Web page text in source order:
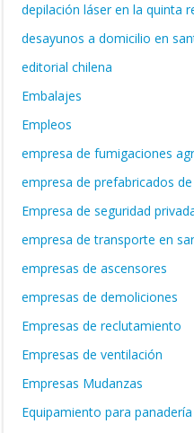
depilación láser en la quinta
desayunos a domicilio en
editorial chilena
Embalajes
Empleos
empresa de fumigaciones
empresa de prefabricados
Empresa de seguridad
empresa de transporte en
empresas de ascensores
empresas de demoliciones
Empresas de reclutamiento
Empresas de ventilación
Empresas Mudanzas
Equipamiento para panadería